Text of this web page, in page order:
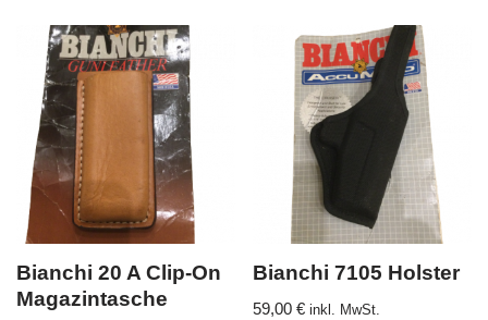
Bianchi 20 A Clip-On
Magazintasche
Bianchi 7105 Holster
59,00€ inkl. MwSt.